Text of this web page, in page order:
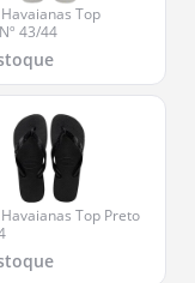
Top
43/44
Top Preto